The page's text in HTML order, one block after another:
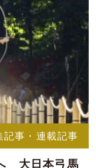
記事・連載記事
大日本弓馬